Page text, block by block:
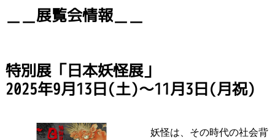
＿＿展覧会情報＿＿
特別展「日本妖怪展」
2025年9月13日(土)～11月3日(月祝)
妖怪は、その時代の社会背